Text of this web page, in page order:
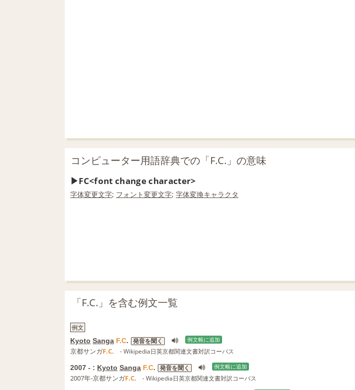
コンピューター用語辞典での「F.C.」の意味
FC<font change character>
字体変更文字; フォント変更文字; 字体変換キャラクタ
「F.C.」を含む例文一覧
例文
Kyoto Sanga F.C. 発音を聞く 例文帳に追加
京都サンガF.C. - Wikipedia日英京都関連文書対訳コーパス
2007 - : Kyoto Sanga F.C. 発音を聞く 例文帳に追加
2007年-京都サンガF.C. - Wikipedia日英京都関連文書対訳コーパス